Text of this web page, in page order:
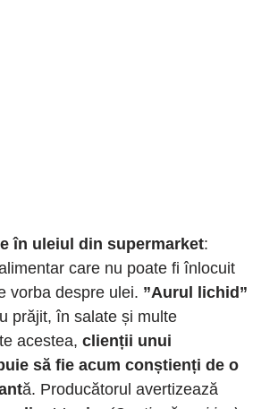
în uleiul din supermarket:
care nu poate fi înlocuit
vorba despre ulei. ”Aurul lichid”
prăjit, în salate și multe
acestea, clienții unui
să fie acum conștienți de o
ă. Producătorul avertizează